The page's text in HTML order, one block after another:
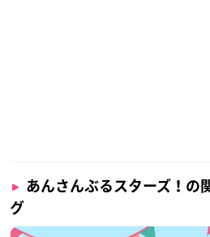
あんさんぶるスターズ！の
グ